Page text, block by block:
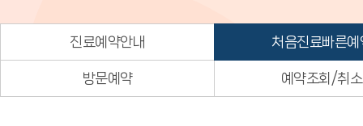
진료예약안내 처음진료빠른예
방문예약 예약조회/취소